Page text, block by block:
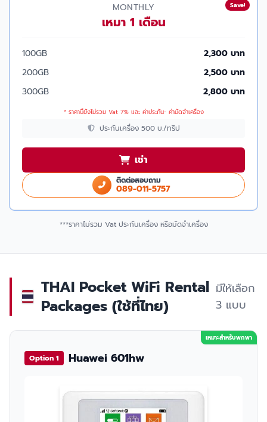
Save!
MONTHLY
เหมา 1 เดือน
100GB
2,300 บาท
200GB
2,500 บาท
300GB
2,800 บาท
* ราคานี้ยังไม่รวม Vat 7% และ ค่าประกัน- ค่ามัดจำเครื่อง
ประกันเครื่อง 500 บ./ทริป
เช่า
ติดต่อสอบถาม
089-011-5757
***ราคาไม่รวม Vat ประกันเครื่อง หรือมัดจำเครื่อง
THAI Pocket WiFi Rental
Packages (ใช้ที่ไทย)
มีให้เลือก
3 แบบ
เหมาะสำหรับพกพา
Option 1 Huawei 601hw